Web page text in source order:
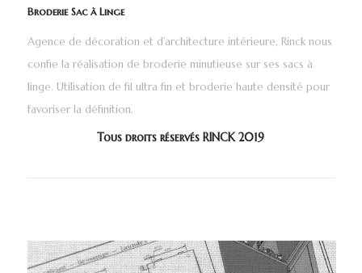
Broderie Sac à Linge
Agence de décoration et d’architecture intérieure, Rinck nous
confie la réalisation de broderie minutieuse sur ses sacs à
linge. Utilisation de fil ultra fin et broderie haute densité pour
favoriser la définition.
Tous droits réservés RINCK 2019